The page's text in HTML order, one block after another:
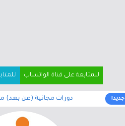
للمتابعة على قناة الواتساب
جديد! دورات مجانية (عن بعد)